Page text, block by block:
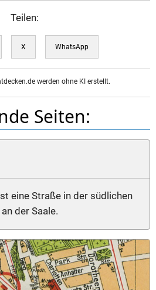
Teilen:
X WhatsApp
werden ohne KI erstellt.
Seiten:
eine Straße in der südlichen
der Saale.